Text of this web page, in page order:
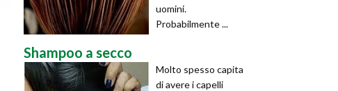
uomini.
Probabilmente ...
Shampoo a secco
Molto spesso capita
di avere i capelli